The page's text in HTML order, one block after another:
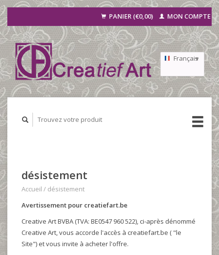
PANIER (€0,00) MON COMPTE
Français
Nederlands
désistement
Accueil / désistement
Avertissement pour creatiefart.be
Creative Art BVBA (TVA: BE0547 960 522), ci-après dénommé
Creative Art, vous accorde l'accès à creatiefart.be ( "le
Site") et vous invite à acheter l'offre.